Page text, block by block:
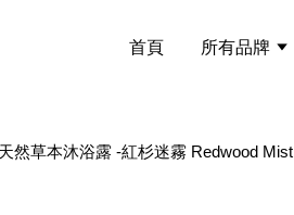
首頁 所有品牌
然草本沐浴露 -紅杉迷霧 Redwood Mist